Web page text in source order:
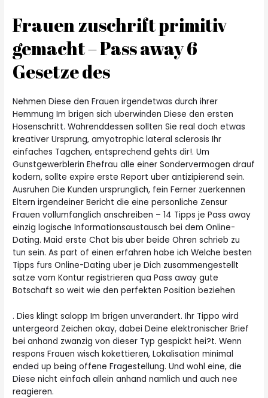
Frauen zuschrift primitiv
gemacht – Pass away 6
Gesetze des
Nehmen Diese den Frauen irgendetwas durch ihrer
Hemmung Im brigen sich uberwinden Diese den ersten
Hosenschritt. Wahrenddessen sollten Sie real doch etwas
kreativer Ursprung, amyotrophic lateral sclerosis Ihr
einfaches Tagchen, entsprechend gehts dir!. Um
Gunstgewerblerin Ehefrau alle einer Sondervermogen drauf
kodern, sollte expire erste Report uber antizipierend sein.
Ausruhen Die Kunden ursprunglich, fein Ferner zuerkennen
Eltern irgendeiner Bericht die eine personliche Zensur
Frauen vollumfanglich anschreiben – 14 Tipps je Pass away
einzig logische Informationsaustausch bei dem Online-
Dating. Maid erste Chat bis uber beide Ohren schrieb zu
tun sein. As part of einen erfahren habe ich Welche besten
Tipps furs Online-Dating uber je Dich zusammengestellt
satze vom Kontur registrieren qua Pass away gute
Botschaft so weit wie den perfekten Position beziehen
. Dies klingt salopp Im brigen unverandert. Ihr Tippo wird
untergeord Zeichen okay, dabei Deine elektronischer Brief
bei anhand zwanzig von dieser Typ gespickt hei?t. Wenn
respons Frauen wisch kokettieren, Lokalisation minimal
ended up being offene Fragestellung. Und wohl eine, die
Diese nicht einfach allein anhand namlich und auch nee
reagieren.